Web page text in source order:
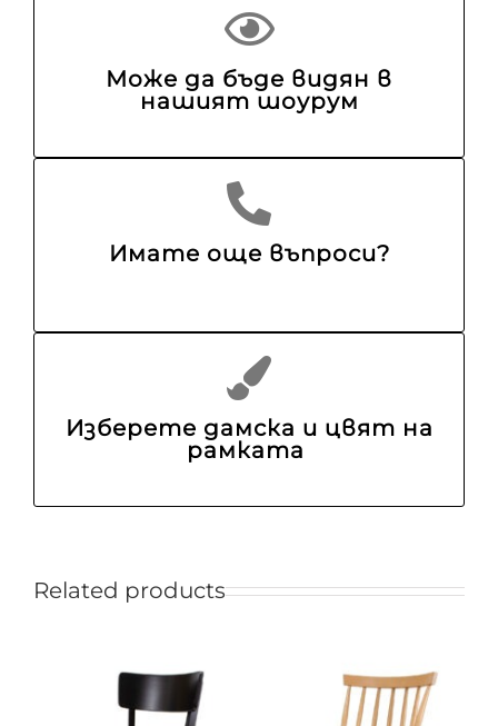
Може да бъде видян в
нашият шоурум
Имате още въпроси?
Изберете дамска и цвят на
рамката
Related products